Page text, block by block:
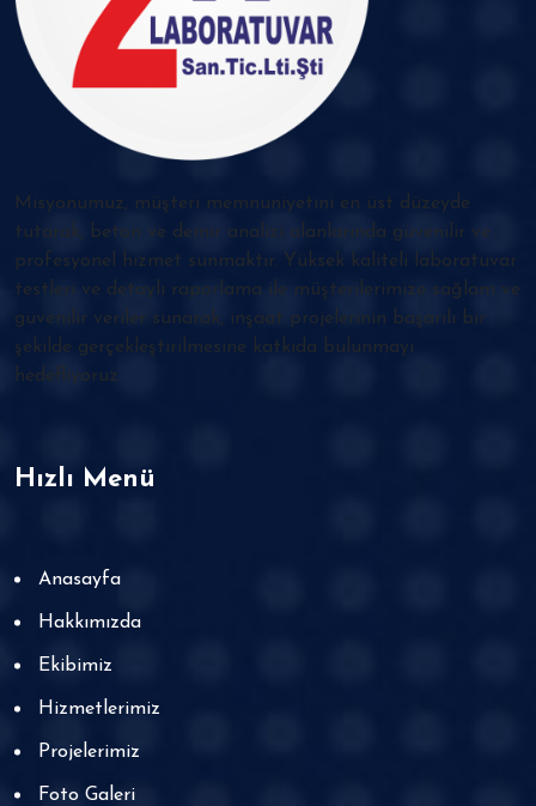
Misyonumuz, müşteri memnuniyetini en üst düzeyde
tutarak, beton ve demir analizi alanlarında güvenilir ve
profesyonel hizmet sunmaktır. Yüksek kaliteli laboratuvar
testleri ve detaylı raporlama ile müşterilerimize sağlam ve
güvenilir veriler sunarak, inşaat projelerinin başarılı bir
şekilde gerçekleştirilmesine katkıda bulunmayı
hedefliyoruz.
Hızlı Menü
Anasayfa
Hakkımızda
Ekibimiz
Hizmetlerimiz
Projelerimiz
Foto Galeri